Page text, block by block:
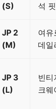
(S)
석 핏
JP 2
(M)
여유
데일
JP 3
(L)
빈티
크웨